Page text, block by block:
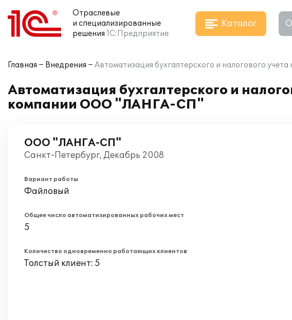
Отраслевые
и специализированные
решения 1С:Предприятие
Каталог
Главная Внедрения Автоматизация бухгалтерского и налогового
Автоматизация бухгалтерского и
компании ООО "ЛАНГА-СП"
ООО "ЛАНГА-СП"
Санкт-Петербург, Декабрь 2008
Вариант работы
Файловый
Общее число автоматизированных рабочих мест
5
Количество одновременно работающих клиентов
Толстый клиент: 5